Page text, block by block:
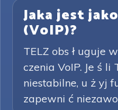
Jaka jest
(VoIP)?
TELZ obs ł uguje
czenia VoIP. Je ś li
niestabilne, u ż yj
zapewni ć